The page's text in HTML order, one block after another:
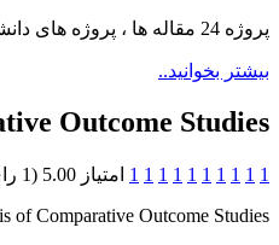
پروژه 24 مقاله ها ، پروژه های دانشجویی و کلیه فایلهای خود را بررسی و سپس در دسترسی دانشجویان قرار میدهد ...
بیشتر بخوانید..
Outcome Studies
1
1
1
1
1
1
1
1
1
1 امتیاز 5.00 (1 رای)
of Comparative Outcome Studies